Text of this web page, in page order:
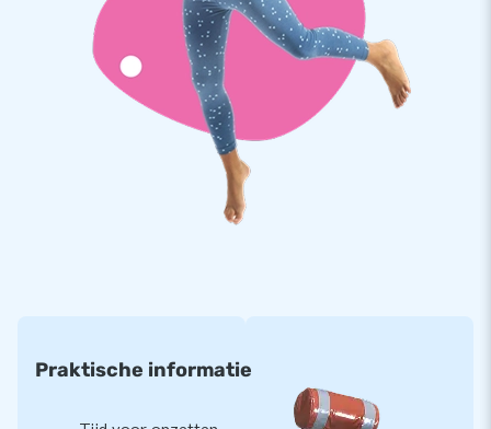
onze producten zijn op meerdere punten verstevigd en
meervoudig gestikt. Je kunt daardoor altijd vertrouwen op
duurzaam en eenvoudig schoon te houden materiaal. De IPS
Baseball Arena wordt geleverd met 5 jaar garantie. Kortom,
jij levert met dit product optimaal speelplezier!
Koop deze uitdagende IPS Baseball en bezorg jouw klanten
professionele service en levering. Zij noemen ons ook wel
‘creators of greatness’. JB laat al meer dan 15 jaar mensen
wereldwijd een gat in de lucht springen.
Praktische informatie